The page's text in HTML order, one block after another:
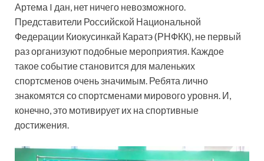
Артема I дан, нет ничего невозможного.
Представители Российской Национальной
Федерации Киокусинкай Каратэ (РНФКК), не первый
раз организуют подобные мероприятия. Каждое
такое событие становится для маленьких
спортсменов очень значимым. Ребята лично
знакомятся со спортсменами мирового уровня. И,
конечно, это мотивирует их на спортивные
достижения.